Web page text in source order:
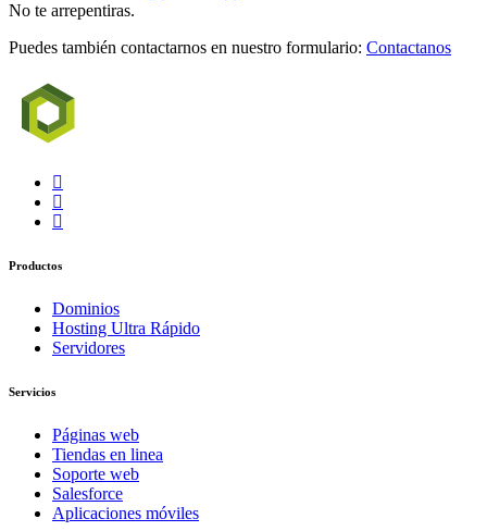
No te arrepentiras.
Puedes también contactarnos en nuestro formulario: Contactanos
Productos
Dominios
Hosting Ultra Rápido
Servidores
Servicios
Páginas web
Tiendas en linea
Soporte web
Salesforce
Aplicaciones móviles